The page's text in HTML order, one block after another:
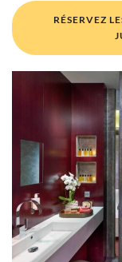
RÉSERVEZ